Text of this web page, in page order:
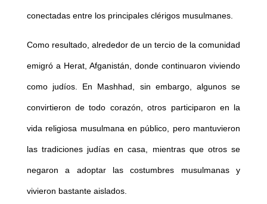
conectadas entre los principales clérigos musulmanes.
Como resultado, alrededor de un tercio de la comunidad
emigró a Herat, Afganistán, donde continuaron viviendo
como judíos. En Mashhad, sin embargo, algunos se
convirtieron de todo corazón, otros participaron en la
vida religiosa musulmana en público, pero mantuvieron
las tradiciones judías en casa, mientras que otros se
negaron a adoptar las costumbres musulmanas y
vivieron bastante aislados.